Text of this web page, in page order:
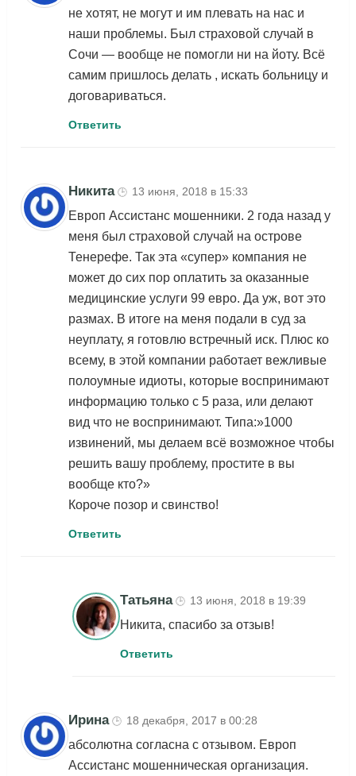
не хотят, не могут и им плевать на нас и
наши проблемы. Был страховой случай в
Сочи — вообще не помогли ни на йоту. Всё
самим пришлось делать , искать больницу и
договариваться.
Ответить
Никита 🕒 13 июня, 2018 в 15:33
Европ Ассистанс мошенники. 2 года назад у
меня был страховой случай на острове
Тенерефе. Так эта «супер» компания не
может до сих пор оплатить за оказанные
медицинские услуги 99 евро. Да уж, вот это
размах. В итоге на меня подали в суд за
неуплату, я готовлю встречный иск. Плюс ко
всему, в этой компании работает вежливые
полоумные идиоты, которые воспринимают
информацию только с 5 раза, или делают
вид что не воспринимают. Типа:»1000
извинений, мы делаем всё возможное чтобы
решить вашу проблему, простите в вы
вообще кто?»
Короче позор и свинство!
Ответить
Татьяна 🕒 13 июня, 2018 в 19:39
Никита, спасибо за отзыв!
Ответить
Ирина 🕒 18 декабря, 2017 в 00:28
абсолютна согласна с отзывом. Европ
Ассистанс мошенническая организация.